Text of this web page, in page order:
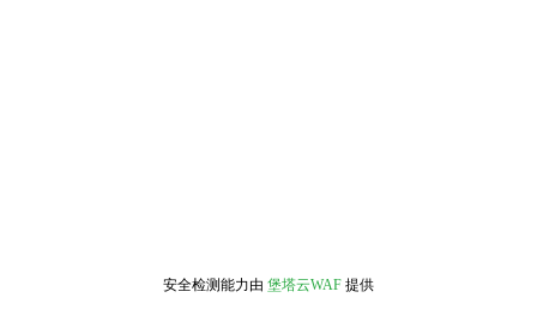
安全检测能力由 堡塔云WAF 提供